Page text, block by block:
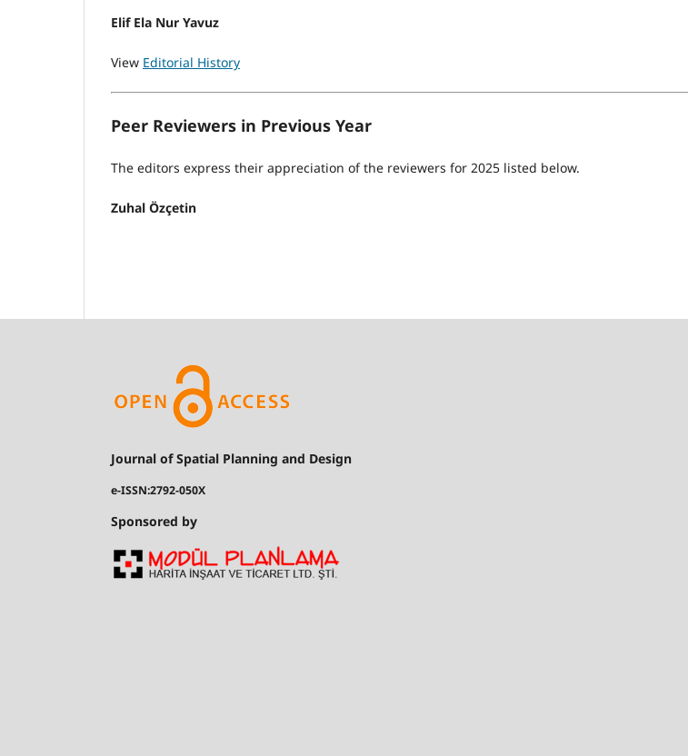
Elif Ela Nur Yavuz
View Editorial History
Peer Reviewers in Previous Year
The editors express their appreciation of the reviewers for 2025 listed below.
Zuhal Özçetin
Journal of Spatial Planning and Design
e-ISSN:2792-050X
Sponsored by